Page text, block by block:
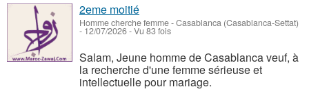
2eme moitié
Homme cherche femme-Casablanca (Casablanca-Settat)
- 12/07/2026 - Vu 83 fois
Salam, Jeune homme de Casablanca veuf, à
la recherche d'une femme sérieuse et
intellectuelle pour mariage.